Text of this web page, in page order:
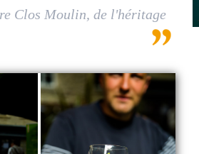
Clos Moulin, de l'héritage